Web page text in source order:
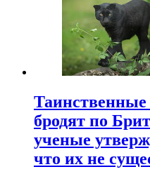
бродят по
ученые
что их не